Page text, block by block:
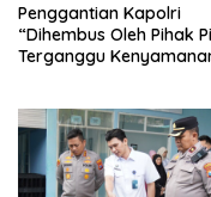
Penggantian Kapolri
“Dihembus Oleh Pihak
Terganggu